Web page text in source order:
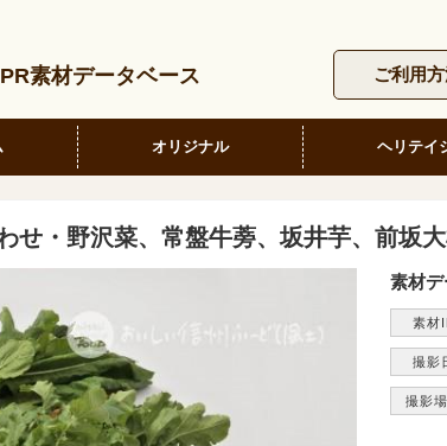
PR素材データベース ご利用
オリジナル ヘリテイ
せ・野沢菜、常盤牛蒡、坂井芋、前坂大
素材デ
素材
撮影
撮影